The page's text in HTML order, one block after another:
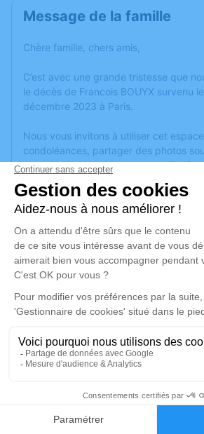
Faire-part
Message de la famille
Chère famille, chers amis,
C’est avec une grande tristesse que
le décès de Francois BOUYX survenu
décembre 2023 à Paris.
Nous vous invitons à utiliser cet
condoléances, partager des photos
anecdote ou exprimer vos pensées à
ou des textes. Cet endroit est un lieu
honorer la mémoire de Francois BOUYX.
Un service de plantation d’arbre
jeudi 21 décembre 2023 à
Crématorium du Père-
71 Rue des Rondeaux